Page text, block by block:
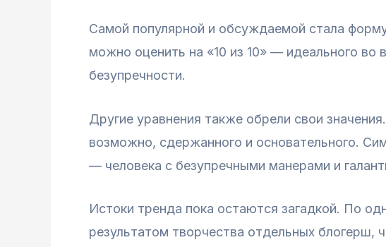
Самой популярной и обсуждаемой стала
можно оценить на «10 из 10» — идеального во
безупречности.
Другие уравнения также обрели свои
возможно, сдержанного и основательного.
— человека с безупречными манерами и
Истоки тренда пока остаются загадкой. По
результатом творчества отдельных блогерш,